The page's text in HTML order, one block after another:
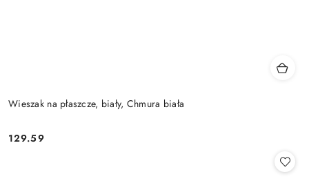
Wieszak na płaszcze, biały, Chmura biała
Cena:
129.59